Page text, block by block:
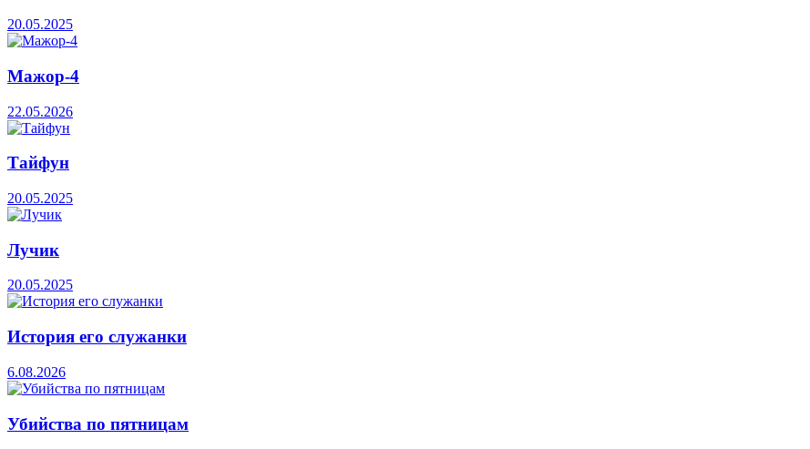
20.05.2025
Мажор-4
22.05.2026
Тайфун
20.05.2025
Лучик
20.05.2025
История его служанки
6.08.2026
Убийства по пятницам